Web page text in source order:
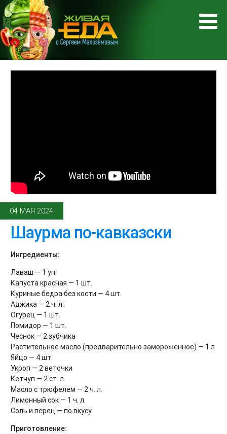
04 МАЯ 2024
Шаурма по-кавказски
Ингредиенты:
Лаваш — 1 уп.
Капуста красная — 1 шт.
Куриные бедра без кости — 4 шт.
Аджика — 2 ч. л.
Огурец — 1 шт.
Помидор — 1 шт.
Чеснок — 2 зубчика
Растительное масло (предварительно замороженное) — 1 л
Яйцо — 4 шт.
Укроп — 2 веточки
Кетчуп — 2 ст. л.
Масло с трюфелем — 2 ч. л.
Лимонный сок — 1 ч. л.
Соль и перец — по вкусу
Приготовление: